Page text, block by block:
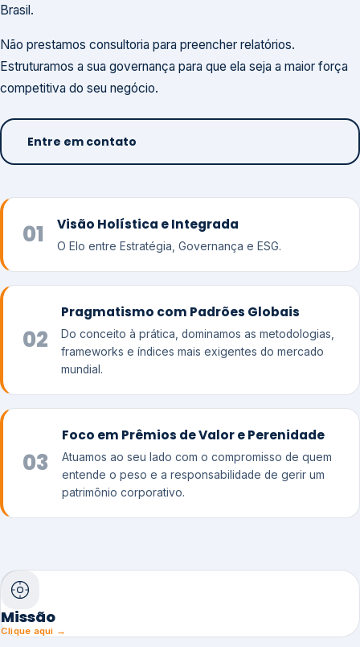
Brasil.
Não prestamos consultoria para preencher relatórios.
Estruturamos a sua governança para que ela seja a maior força
competitiva do seu negócio.
Entre em contato
01 Visão Holística e Integrada
O Elo entre Estratégia, Governança e ESG.
02
Pragmatismo com Padrões Globais
Do conceito à prática, dominamos as metodologias,
frameworks e índices mais exigentes do mercado
mundial.
03
Foco em Prêmios de Valor e Perenidade
Atuamos ao seu lado com o compromisso de quem
entende o peso e a responsabilidade de gerir um
patrimônio corporativo.
Missão
Clique aqui →